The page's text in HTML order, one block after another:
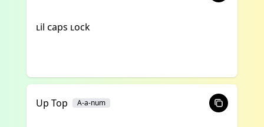
ʟil ᴄaps ʟock
Up Top A-a-num